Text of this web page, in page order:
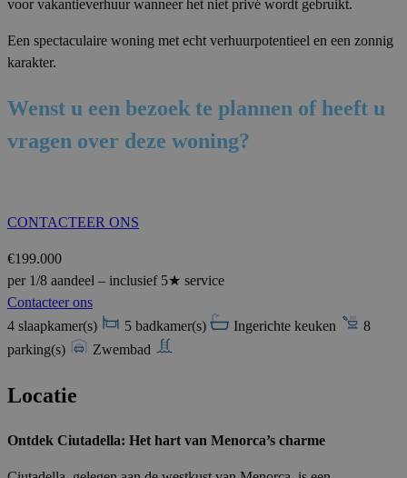
voor vakantieverhuur wanneer het niet privé wordt gebruikt.
Een spectaculaire woning met echt verhuurpotentieel en een zonnig
karakter.
Wenst u een bezoek te plannen of heeft u
vragen over deze woning?
CONTACTEER ONS
€199.000
per 1/8 aandeel – inclusief 5★ service
Contacteer ons
4 slaapkamer(s)
5 badkamer(s) Ingerichte keuken
8
parking(s)
Zwembad
Locatie
Ontdek Ciutadella: Het hart van Menorca’s charme